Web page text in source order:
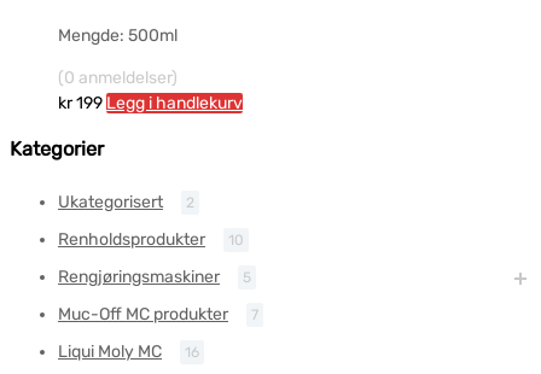
Mengde: 500ml
(0 anmeldelser)
kr199 Legg i handlekurv
Kategorier
Ukategorisert 2
Renholdsprodukter 10
Rengjøringsmaskiner 5
Muc-Off MC produkter 7
Liqui Moly MC 16